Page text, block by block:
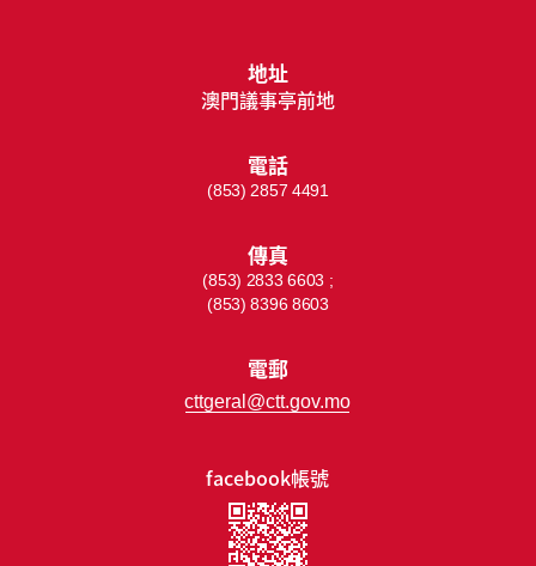
facebook帳號
地址
澳門議事亭前地
電話
(853) 2857 4491
傳真
(853) 2833 6603 ;
(853) 8396 8603
電郵
cttgeral@ctt.gov.mo